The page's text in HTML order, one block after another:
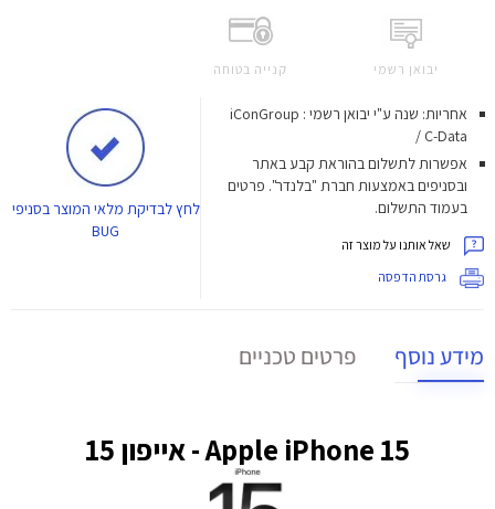
יבואן רשמי קנייה בטוחה
אחריות: שנה ע"י יבואן רשמי : iConGroup
/ C-Data
אפשרות לתשלום בהוראת קבע באתר
ובסניפים באמצעות חברת "בלנדר". פרטים
בעמוד התשלום.
שאל אותנו על מוצר זה
גרסת הדפסה
לחץלבדיקת מלאי המוצר בסניפי
BUG
מידע נוסף פרטים טכניים
Apple iPhone 15 - אייפון 15